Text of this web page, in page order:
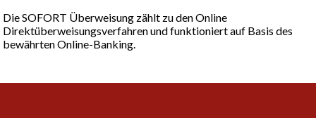
Die SOFORT Überweisung zählt zu den Online
Direktüberweisungsverfahren und funktioniert auf Basis des
bewährten Online-Banking.